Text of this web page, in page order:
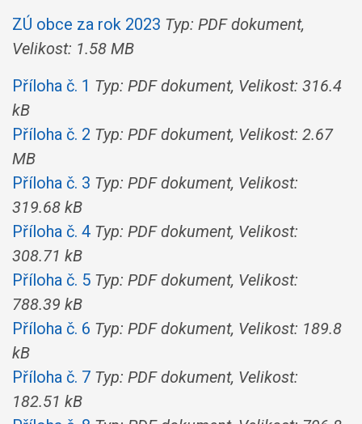
ZÚ obce za rok 2023 Typ: PDF dokument,
Velikost: 1.58 MB
Příloha č. 1 Typ: PDF dokument, Velikost: 316.4
kB
Příloha č. 2 Typ: PDF dokument, Velikost: 2.67
MB
Příloha č. 3 Typ: PDF dokument, Velikost:
319.68 kB
Příloha č. 4 Typ: PDF dokument, Velikost:
308.71 kB
Příloha č. 5 Typ: PDF dokument, Velikost:
788.39 kB
Příloha č. 6 Typ: PDF dokument, Velikost: 189.8
kB
Příloha č. 7 Typ: PDF dokument, Velikost:
182.51 kB